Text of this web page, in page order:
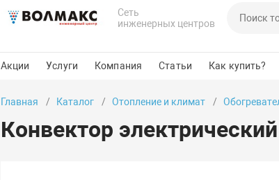
Сеть
инженерных центров
Акции Услуги Компания Статьи Как купить?
Главная Каталог Отопление и климат
Конвектор